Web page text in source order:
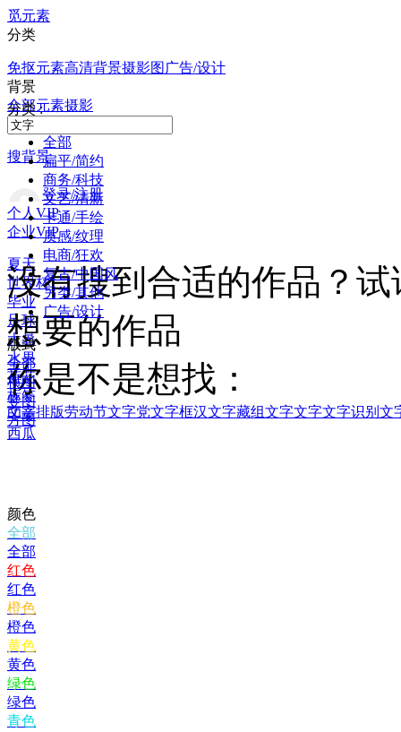
觅元素
分类
免抠元素高清背景摄影图 广告/设计
背景
全部元素摄影
搜背景
登录/注册
个人VIP
企业VIP
夏天
世界杯
毕业
足球
大暑
水果
荷花
标签
印章
西瓜
分类 :
全部
扁平/简约
商务/科技
文艺/清新
卡通/手绘
质感/纹理
电商/狂欢
复古/中国风
另类/其他
广告/设计
版式
全部
横图
竖图
方图
颜色
全部
全部
红色
红色
橙色
橙色
黄色
黄色
绿色
绿色
青色
没有搜到合适的作品？
想要的作品
你是不是想找：
文字排版劳动节文字党文字框汉文字藏组文字文字文字识别文